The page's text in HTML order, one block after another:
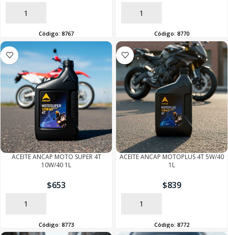
AÑADIR
Código: 8767
AÑADIR
Código: 8770
ACEITE ANCAP MOTO SUPER 4T
10W/40 1L
$653
AÑADIR
Código: 8773
ACEITE ANCAP MOTOPLUS 4T 5W/40
1L
$839
AÑADIR
Código: 8772